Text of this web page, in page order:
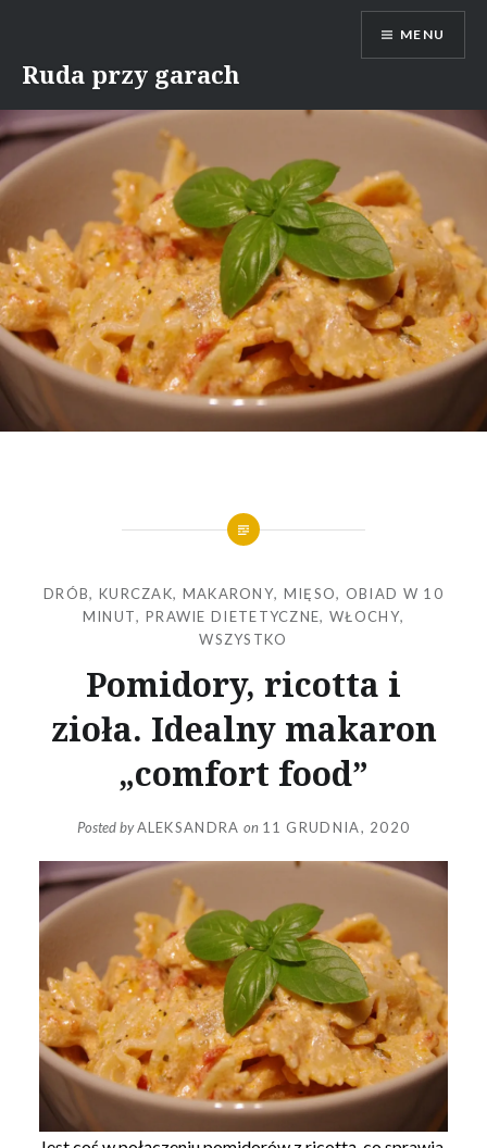
content
Ruda przy garach
MENU
DRÓB, KURCZAK, MAKARONY, MIĘSO, OBIAD W 10
MINUT, PRAWIE DIETETYCZNE, WŁOCHY,
WSZYSTKO
Pomidory, ricotta i
zioła. Idealny makaron
„comfort food”
Posted byALEKSANDRA on 11 GRUDNIA, 2020